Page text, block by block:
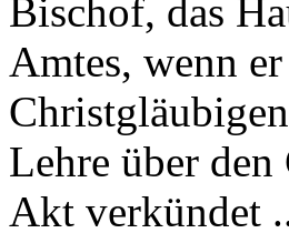
Bischof, das
Amtes, wenn
Lehre über
Akt verkündet